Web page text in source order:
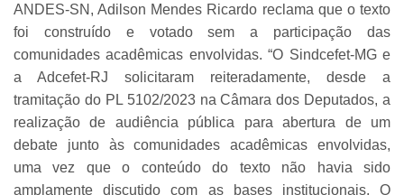
ANDES-SN, Adilson Mendes Ricardo reclama que o texto
foi construído e votado sem a participação das
comunidades acadêmicas envolvidas. “O Sindcefet-MG e
a Adcefet-RJ solicitaram reiteradamente, desde a
tramitação do PL 5102/2023 na Câmara dos Deputados, a
realização de audiência pública para abertura de um
debate junto às comunidades acadêmicas envolvidas,
uma vez que o conteúdo do texto não havia sido
amplamente discutido com as bases institucionais. O